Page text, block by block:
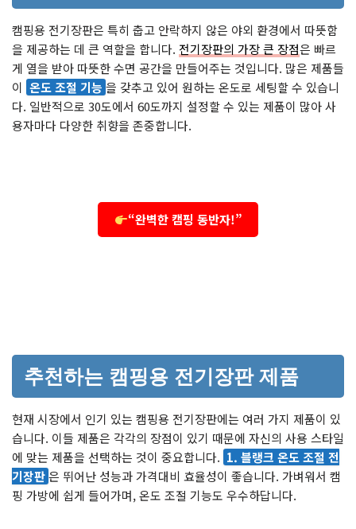
캠핑용 전기장판은 특히 춥고 안락하지 않은 야외 환경에서 따뜻함
을 제공하는 데 큰 역할을 합니다. 전기장판의 가장 큰 장점은 빠르
게 열을 받아 따뜻한 수면 공간을 만들어주는 것입니다. 많은 제품들
이 온도 조절 기능 을 갖추고 있어 원하는 온도로 세팅할 수 있습니
다. 일반적으로 30도에서 60도까지 설정할 수 있는 제품이 많아 사
용자마다 다양한 취향을 존중합니다.
“완벽한 캠핑 동반자!”
추천하는 캠핑용 전기장판 제품
현재 시장에서 인기 있는 캠핑용 전기장판에는 여러 가지 제품이 있
습니다. 이들 제품은 각각의 장점이 있기 때문에 자신의 사용 스타일
에 맞는 제품을 선택하는 것이 중요합니다. 1. 블랭크 온도 조절 전
기장판은 뛰어난 성능과 가격대비 효율성이 좋습니다. 가벼워서 캠
핑 가방에 쉽게 들어가며, 온도 조절 기능도 우수하답니다.